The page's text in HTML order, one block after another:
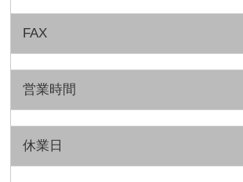
FAX
営業時間
休業日